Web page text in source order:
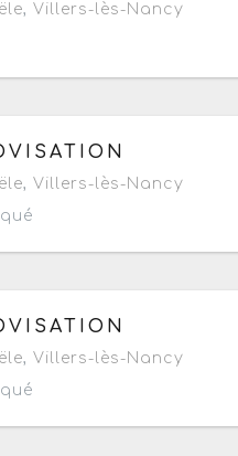
, Villers-lès-Nancy
de 20h45 à 22h15
, Villers-lès-Nancy
de 20h45 à 22h15
, Villers-lès-Nancy